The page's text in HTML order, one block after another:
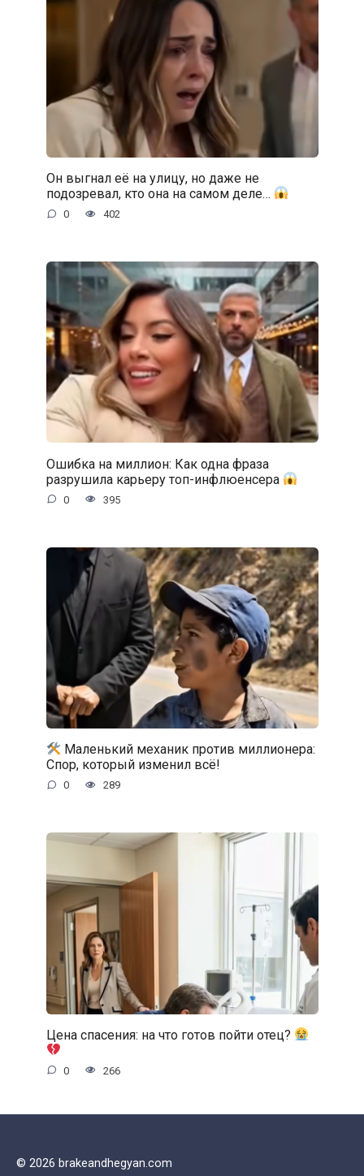
Он выгнал её на улицу, но даже не
подозревал, кто она на самом деле…
0 402
Ошибка на миллион: Как одна фраза
разрушила карьеру топ-инфлюенсера
0 395
Маленький механик против миллионера:
Спор, который изменил всё!
0 289
Цена спасения: на что готов пойти отец?
0 266
© 2026 brakeandhegyan.com